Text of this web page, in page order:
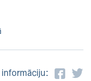
informāciju: